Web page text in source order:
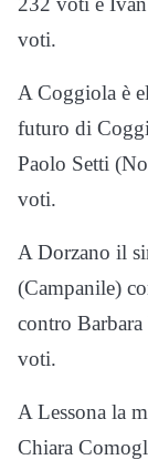
voti.
A Coggiola è
futuro di
Paolo Setti
voti.
A Dorzano il
(Campanile)
contro
voti.
A Lessona la
Chiara